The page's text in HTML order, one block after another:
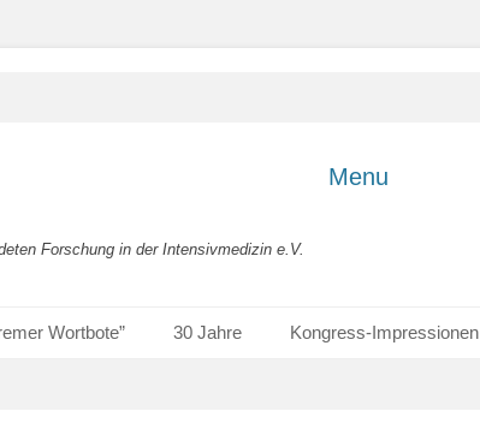
Forschung in der Intensivmedizin e.V.
Menu
Wortbote” 30 Jahre Kongress-Impressionen